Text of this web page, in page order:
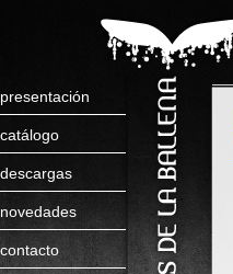
presentación
catálogo
descargas
novedades
contacto